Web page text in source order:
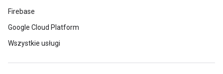
Firebase
Google Cloud Platform
Wszystkie usługi